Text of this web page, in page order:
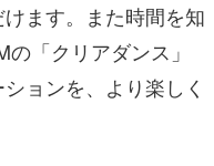
ます。また時間を知
「クリアダンス」
ョンを、より楽しく